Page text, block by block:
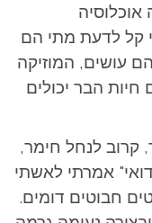
קל לדעת מתי הם
עושים, המוזיקה
הבר יכולים
לנחל חימר,
אמרתי לאשתי
חבוטים דומים.